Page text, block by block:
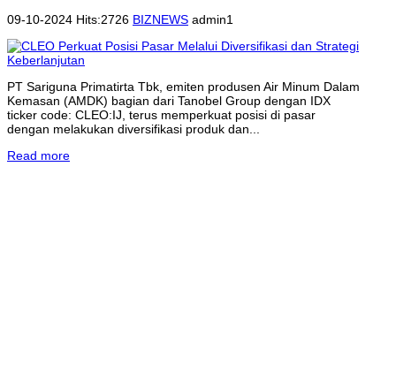
09-10-2024 Hits:2726 BIZNEWS admin1
PT Sariguna Primatirta Tbk, emiten produsen Air Minum Dalam
Kemasan (AMDK) bagian dari Tanobel Group dengan IDX
ticker code: CLEO:IJ, terus memperkuat posisi di pasar
dengan melakukan diversifikasi produk dan...
Read more